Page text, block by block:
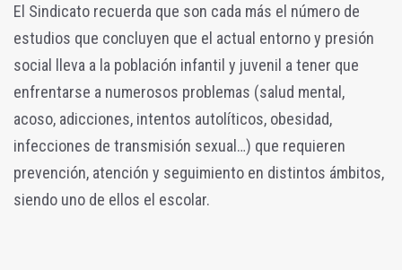
El Sindicato recuerda que son cada más el número de
estudios que concluyen que el actual entorno y presión
social lleva a la población infantil y juvenil a tener que
enfrentarse a numerosos problemas (salud mental,
acoso, adicciones, intentos autolíticos, obesidad,
infecciones de transmisión sexual…) que requieren
prevención, atención y seguimiento en distintos ámbitos,
siendo uno de ellos el escolar.